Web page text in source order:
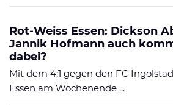
Rot-Weiss Essen: Dickson
Jannik Hofmann auch
dabei?
Mit dem 4:1 gegen den FC
Essen am Wochenende ...